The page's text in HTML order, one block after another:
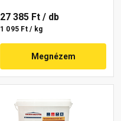
27 385 Ft / db
1 095 Ft / kg
Megnézem